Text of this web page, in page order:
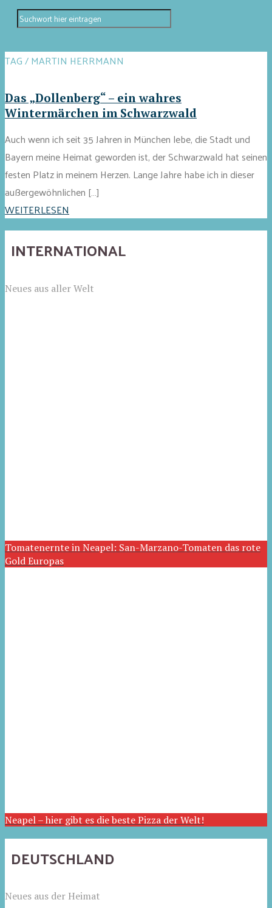
TAG / MARTIN HERRMANN
Das „Dollenberg“ – ein wahres
Wintermärchen im Schwarzwald
Auch wenn ich seit 35 Jahren in München lebe, die Stadt und
Bayern meine Heimat geworden ist, der Schwarzwald hat seinen
festen Platz in meinem Herzen. Lange Jahre habe ich in dieser
außergewöhnlichen […]
WEITERLESEN
INTERNATIONAL
Neues aus aller Welt
Tomatenernte in Neapel: San-Marzano-Tomaten das rote
Gold Europas
Neapel – hier gibt es die beste Pizza der Welt!
DEUTSCHLAND
Neues aus der Heimat